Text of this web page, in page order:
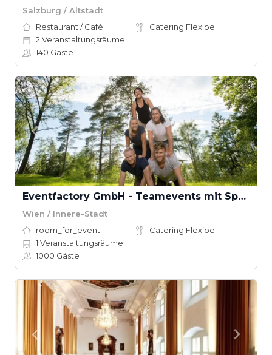
Salzburg / Altstadt
Restaurant / Café
Catering Flexibel
2 Veranstaltungsräume
140 Gäste
Eventfactory GmbH - Teamevents mit Spaß
Wien / Innere-Stadt
room_for_event
Catering Flexibel
1 Veranstaltungsräume
1000 Gäste